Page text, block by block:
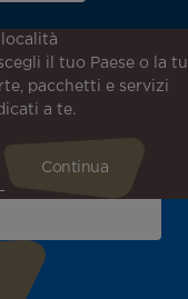
le ultime
e promozioni
località
il tuo Paese o la
pacchetti e servizi
a te.